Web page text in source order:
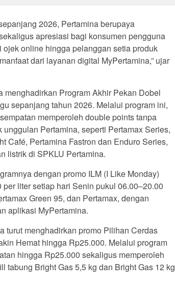
2026, Pertamina berupaya
apresiasi bagi konsumen pengguna
online hingga pelanggan setia produk
dari layanan digital MyPertamina,” ujar
Program Akhir Pekan Dobel
sepanjang tahun 2026. Melalui program ini,
memperoleh double points tanpa
Pertamina, seperti Pertamax Series,
Café, Pertamina Fastron dan Enduro Series,
listrik di SPKLU Pertamina.
dengan promo ILM (I Like Monday)
liter setiap hari Senin pukul 06.00–20.00
Green 95, dan Pertamax, dengan
aplikasi MyPertamina.
turut menghadirkan promo Pilihan Cerdas
Hemat hingga Rp25.000. Melalui program
hingga Rp25.000 sekaligus memperoleh
tabung Bright Gas 5,5 kg dan Bright Gas 12 kg